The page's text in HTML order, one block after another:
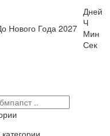
Нового Года 2027
Дней
Ч
Мин
Сек